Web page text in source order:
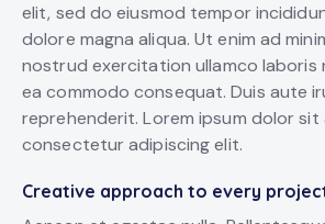
elit, sed do eiusmod tempor
dolore magna aliqua. Ut enim ad
nostrud exercitation ullamco laboris
ea commodo consequat. Duis aute
reprehenderit. Lorem ipsum dolor sit
consectetur adipiscing elit.
Creative approach to every